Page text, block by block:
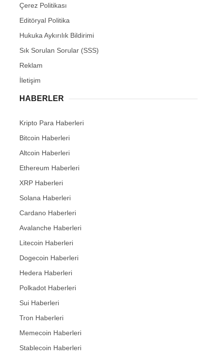
Çerez Politikası
Editöryal Politika
Hukuka Aykırılık Bildirimi
Sık Sorulan Sorular (SSS)
Reklam
İletişim
HABERLER
Kripto Para Haberleri
Bitcoin Haberleri
Altcoin Haberleri
Ethereum Haberleri
XRP Haberleri
Solana Haberleri
Cardano Haberleri
Avalanche Haberleri
Litecoin Haberleri
Dogecoin Haberleri
Hedera Haberleri
Polkadot Haberleri
Sui Haberleri
Tron Haberleri
Memecoin Haberleri
Stablecoin Haberleri